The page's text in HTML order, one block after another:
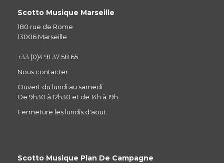
Scotto Musique Marseille
180 rue de Rome
13006 Marseille
+33 (0)4 91 37 58 65
Nous contacter
Ouvert du lundi au samedi
De 9h30 à 12h30 et de 14h à 19h
Fermeture les lundis d'aout
Scotto Musique Plan De Campagne